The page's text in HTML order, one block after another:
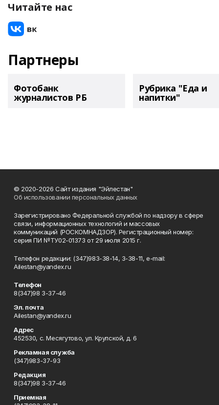
Читайте нас
Партнеры
Фотобанк
журналистов РБ
Рубрика "Еда и
напитки"
© 2020-2026 Сайт издания "Эйлестан"
Об использовании персональных данных
Зарегистрировано Федеральной службой по надзору в сфере
связи, информационных технологий и массовых
коммуникаций (РОСКОМНАДЗОР). Регистрационный номер:
серия ПИ №ТУ02-01373 от 29 июля 2015 г.
Телефон редакции: (347)983-38-14, 3-38-11, e-mail:
Ailestan@yandex.ru
Телефон
8(347)98 3-37-46
Эл. почта
Ailestan@yandex.ru
Адрес
452530, с. Месягутово, ул. Крупской, д. 6
Рекламная служба
(347)983-37-93
Редакция
8(347)98 3-37-46
Приемная